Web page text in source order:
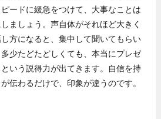
ードに緩急をつけて、大事なことは
ましょう。声自体がそれほど大きく
方になると、集中して聞いてもらい
少たどたどしくても、本当にプレゼ
いう説得力が出てきます。自信を持
伝わるだけで、印象が違うのです。